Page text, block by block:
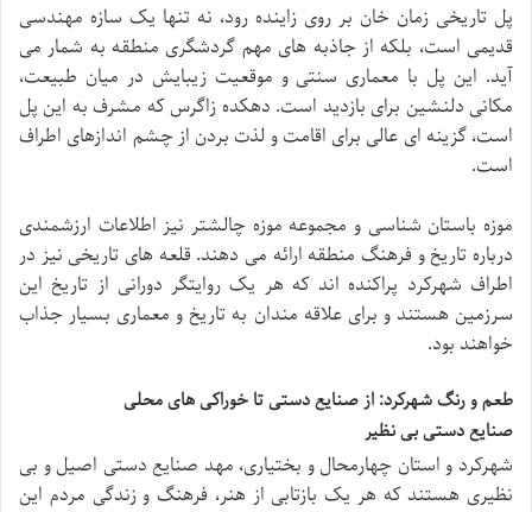
پل تاریخی زمان خان بر روی زاینده رود، نه تنها یک سازه مهندسی
قدیمی است، بلکه از جاذبه های مهم گردشگری منطقه به شمار می
آید. این پل با معماری سنتی و موقعیت زیبایش در میان طبیعت،
مکانی دلنشین برای بازدید است. دهکده زاگرس که مشرف به این پل
است، گزینه ای عالی برای اقامت و لذت بردن از چشم اندازهای اطراف
است.
موزه باستان شناسی و مجموعه موزه چالشتر نیز اطلاعات ارزشمندی
درباره تاریخ و فرهنگ منطقه ارائه می دهند. قلعه های تاریخی نیز در
اطراف شهرکرد پراکنده اند که هر یک روایتگر دورانی از تاریخ این
سرزمین هستند و برای علاقه مندان به تاریخ و معماری بسیار جذاب
خواهند بود.
طعم و رنگ شهرکرد: از صنایع دستی تا خوراکی های محلی
صنایع دستی بی نظیر
شهرکرد و استان چهارمحال و بختیاری، مهد صنایع دستی اصیل و بی
نظیری هستند که هر یک بازتابی از هنر، فرهنگ و زندگی مردم این